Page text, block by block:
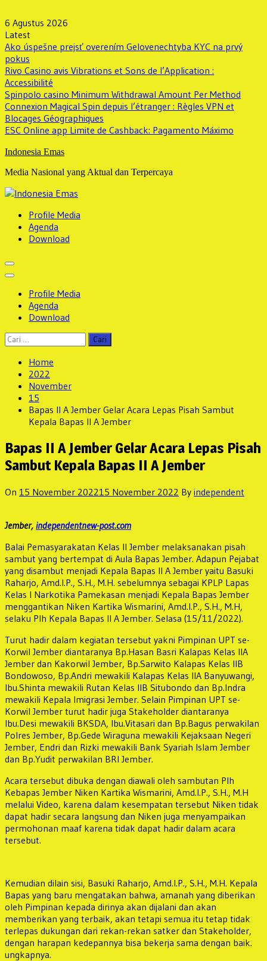
to
content
6 Agustus 2026
Latest
Ako úspešne prejsť overením Gelovenechtyba KYC na prvý
pokus
Rivo Casino avis Vibrations et Sons de l’Application :
Accessibilité
Spinpolo casino Minimum Withdrawal Amount Per Method
Connexion Magical Spin depuis l’étranger : Règles VPN et
Blocages Géographiques
ESC Online app Limite de Cashback: Pagamento Máximo
Indonesia Emas
Media Nasional yang Aktual dan Terpercaya
Profile Media
Agenda
Download
Profile Media
Agenda
Download
Cari
untuk:
Home
2022
November
15
Bapas II A Jember Gelar Acara Lepas Pisah Sambut
Kepala Bapas II A Jember
Bapas II A Jember Gelar Acara Lepas Pisah
Sambut Kepala Bapas II A Jember
On 15 November 202215 November 2022 By independent
Jember, independentnew-post.com
Balai Pemasyarakatan Kelas II Jember melaksanakan pisah
sambut yang bertempat di Aula Bapas Jember. Adapun Pejabat
yang disambut menjadi Kepala Bapas II A Jember yaitu Basuki
Raharjo, Amd.I.P., S.H., M.H. sebelumnya sebagai KPLP Lapas
Kelas I Narkotika Pamekasan menjadi Kepala Bapas Jember
menggantikan Niken Kartika Wismarini, Amd.I.P., S.H., M.H,
selaku Plh Kepala Bapas II A Jember. Selasa (15/11/2022).
Turut hadir dalam kegiatan tersebut yakni Pimpinan UPT se-
Korwil Jember diantaranya Bp.Hasan Basri Kalapas Kelas IIA
Jember dan Kakorwil Jember, Bp.Sarwito Kalapas Kelas IIB
Bondowoso, Bp.Andri mewakili Kalapas Kelas IIA Banyuwangi,
Ibu.Shinta mewakili Rutan Kelas IIB Situbondo dan Bp.Indra
mewakili Kepala Imigrasi Jember. Selain Pimpinan UPT se-
Korwil Jember turut hadir juga Stakeholder diantaranya
Ibu.Desi mewakili BKSDA, Ibu.Vitasari dan Bp.Bagus perwakilan
Polres Jember, Bp.Gede Wiraguna mewakili Kejaksaan Negeri
Jember, Endri dan Rizki mewakili Bank Syariah Islam Jember
dan Bp.Yudit perwakilan BRI Jember.
Acara tersebut dibuka dengan diawali oleh sambutan Plh
Kebapas Jember Niken Kartika Wismarini, Amd.I.P., S.H., M.H
melalui Video, karena dalam kesempatan tersebut Niken tidak
dapat hadir secara langsung dan Niken juga menyampaikan
permohonan maaf karena tidak dapat hadir dalam acara
tersebut.
Kemudian dilain sisi, Basuki Raharjo, Amd.I.P., S.H., M.H. Kepala
Bapas yang baru mengatakan bahwa, amanah yang diberikan
oleh Pimpinan kepada dirinya akan dijalani dan akan
memberikan yang terbaik, akan tetapi semua itu tetap tidak
terlepas dukungan dari rekan-rekan satker dan Stakeholder,
dengan harapan kedepannya bisa bekerja sama dengan baik.
ungkapnya.